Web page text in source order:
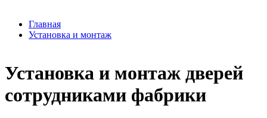
Главная
Установка и монтаж
Установка и монтаж дверей
сотрудниками фабрики